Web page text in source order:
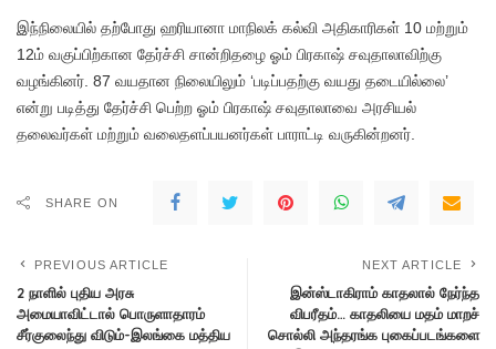
இந்நிலையில் தற்போது ஹரியானா மாநிலக் கல்வி அதிகாரிகள் 10 மற்றும்
12ம் வகுப்பிற்கான தேர்ச்சி சான்றிதழை ஓம் பிரகாஷ் சவுதாலாவிற்கு
வழங்கினர். 87 வயதான நிலையிலும் ‘படிப்பதற்கு வயது தடையில்லை’
என்று படித்து தேர்ச்சி பெற்ற ஓம் பிரகாஷ் சவுதாலாவை அரசியல்
தலைவர்கள் மற்றும் வலைதளப்பயனர்கள் பாராட்டி வருகின்றனர்.
SHARE ON
PREVIOUS ARTICLE
2 நாளில் புதிய அரசு
அமையாவிட்டால் பொருளாதாரம்
சீர்குலைந்து விடும்-இலங்கை மத்திய
NEXT ARTICLE
இன்ஸ்டாகிராம் காதலால் நேர்ந்த
விபரீதம்… காதலியை மதம் மாறச்
சொல்லி அந்தரங்க புகைப்படங்களை